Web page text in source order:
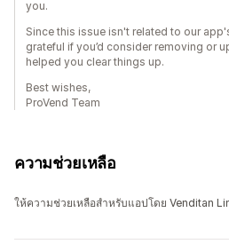
you.
Since this issue isn't related to our
grateful if you’d consider removing or
helped you clear things up.
Best wishes,
ProVend Team
ความช่วยเหลือ
ให้ความช่วยเหลือสำหรับแอปโดย Venditan